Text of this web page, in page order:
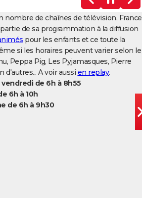
nombre de chaînes de télévision, France
de sa programmation à la diffusion
pour les enfants et ce toute la
si les horaires peuvent varier selon le
Peppa Pig, Les Pyjamasques, Pierre
d'autres... A voir aussi en replay.
de 6h à 8h55
6h à 10h
de 6h à 9h30